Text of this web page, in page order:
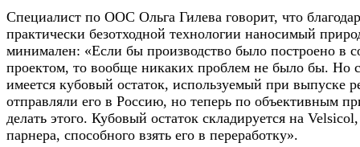
Специалист по ООС Ольга Гилева говорит, что
практически безотходной технологии наносимый
минимален: «Если бы производство было построено в
проектом, то вообще никаких проблем не было бы. Но
имеется кубовый остаток, используемый при выпуске
отправляли его в Россию, но теперь по объективным
делать этого. Кубовый остаток складируется на
парнера, способного взять его в переработку».